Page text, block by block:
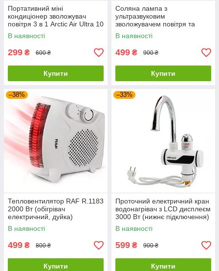
Портативний міні
кондиціонер зволожувач
повітря 3 в 1 Arctic Air Ultra 10
Вт з USB і LED-підсвіткою
В наявності
299 ₴ 600 ₴
Купити
Соляна лампа з
ультразвуковим
зволожувачем повітря та
нічником Docsal Flame 3 в 1
В наявності
499 ₴ 900 ₴
Купити
–38%
Тепловентилятор RAF R.1183
2000 Вт (обігрівач
електричний, дуйка)
В наявності
499 ₴ 800 ₴
Купити
–33%
Проточний електричний кран
водонагрівач з LCD дисплеєм
3000 Вт (нижнє підключення)
В наявності
599 ₴ 900 ₴
Купити